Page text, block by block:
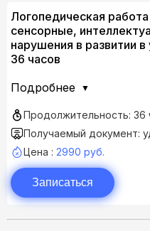
Логопедическая
сенсорные,
нарушения в развитии
36 часов
Подробнее
Продолжительность: 36
Получаемый документ:
Цена : 2990 руб.
Записаться